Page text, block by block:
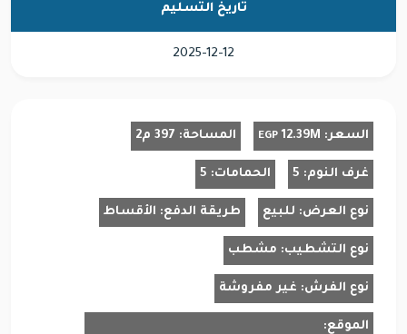
تاريخ التسليم
2025-12-12
السعر: 12.39M
EGP المساحة: 397 م2
غرف النوم: 5 الحمامات: 5
نوع العرض: للبيع طريقة الدفع: الأقساط
نوع التشطيب: مشطب
نوع الفرش: غير مفروشة
الموقع: